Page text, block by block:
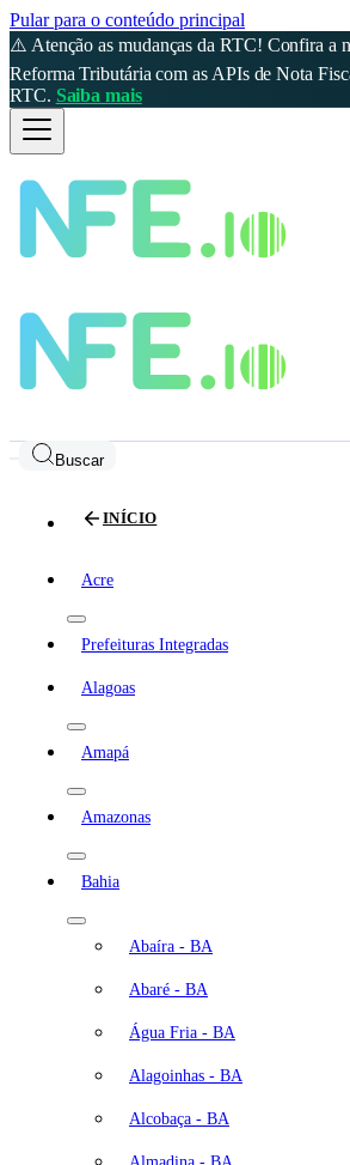
Pular para o conteúdo principal
⚠️ Atenção as mudanças da RTC! Confira a
Reforma Tributária com as APIs de Nota
RTC. Saiba mais
Buscar
INÍCIO
Acre
Prefeituras Integradas
Alagoas
Amapá
Amazonas
Bahia
Abaíra - BA
Abaré - BA
Água Fria - BA
Alagoinhas - BA
Alcobaça - BA